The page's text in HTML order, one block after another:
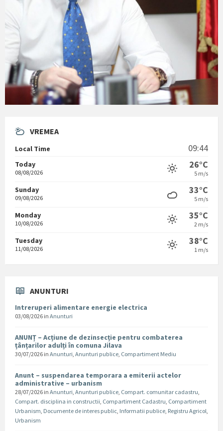
VREMEA
Local Time 09:44
Today
08/08/2026
26°C
5 m/s
Sunday
09/08/2026
33°C
5 m/s
Monday
10/08/2026
35°C
2 m/s
Tuesday
11/08/2026
38°C
1 m/s
ANUNTURI
Intreruperi alimentare energie electrica
03/08/2026 in Anunturi
ANUNȚ – Acțiune de dezinsecție pentru combaterea
țânțarilor adulți în comuna Jilava
30/07/2026 in Anunturi, Anunturi publice, Compartiment Mediu
Anunt – suspendarea temporara a emiterii actelor
administrative – urbanism
28/07/2026 in Anunturi, Anunturi publice, Compart. comunitar cadastru,
Compart. disciplina in constructii, Compartiment Cadastru, Compartiment
Urbanism, Documente de interes public, Informatii publice, Registru Agricol,
Urbanism